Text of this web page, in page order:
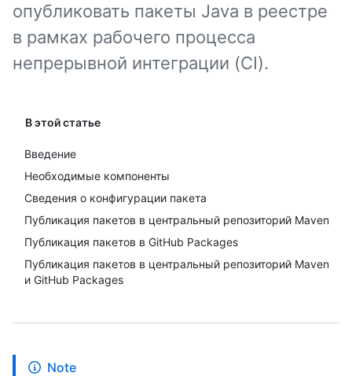
опубликовать пакеты Java в реестре
в рамках рабочего процесса
непрерывной интеграции (CI).
В этой статье
Введение
Необходимые компоненты
Сведения о конфигурации пакета
Публикация пакетов в центральный репозиторий Maven
Публикация пакетов в GitHub Packages
Публикация пакетов в центральный репозиторий Maven
и GitHub Packages
Note